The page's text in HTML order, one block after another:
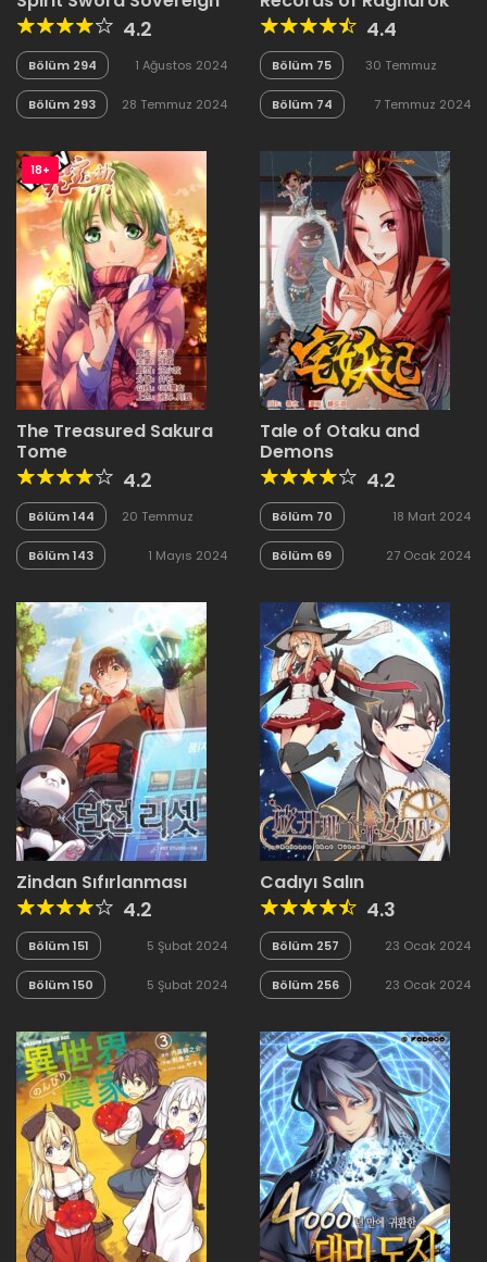
4.2
Bölüm 294 1 Ağustos 2024
Bölüm 293 28 Temmuz 2024
4.4
Bölüm 75
30 Temmuz
Bölüm 74 7 Temmuz 2024
18+
The Treasured Sakura
Tome
4.2
Bölüm 144
20 Temmuz
Bölüm 143 1 Mayıs 2024
Tale of Otaku and
Demons
4.2
Bölüm 70 18 Mart 2024
Bölüm 69 27 Ocak 2024
Zindan Sıfırlanması
4.2
Bölüm 151 5 Şubat 2024
Bölüm 150 5 Şubat 2024
Cadıyı Salın
4.3
Bölüm 257 23 Ocak 2024
Bölüm 256 23 Ocak 2024